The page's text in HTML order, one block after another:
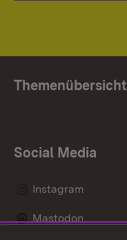
Themenübersicht
Social Media
Instagram
Mastodon